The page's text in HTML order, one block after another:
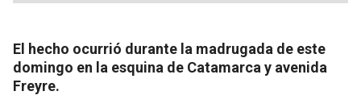
El hecho ocurrió durante la madrugada de este
domingo en la esquina de Catamarca y avenida
Freyre.